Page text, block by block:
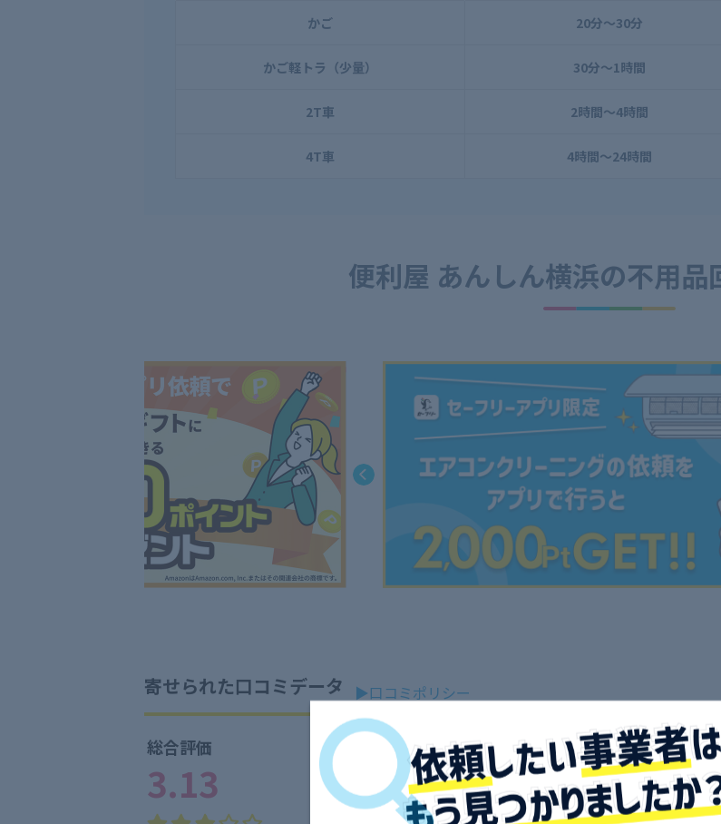
かご 20分～30分
かご軽トラ（少量） 30分～1時間
2T車 2時間～4時間
4T車 4時間～24時間
便利屋 あんしん横浜の不用品
寄せられた口コミデータ ▶口コミポリシー
項目
総合評価
3.13 5 100%
★4 0%